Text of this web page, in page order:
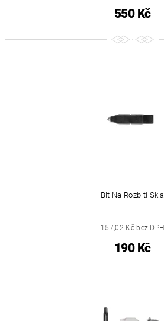
550 Kč
Bit Na Rozbití Skla
157,02 Kč bez DPH
190 Kč